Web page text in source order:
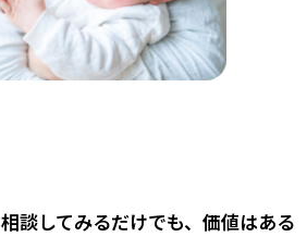
相談してみるだけでも、価値はある